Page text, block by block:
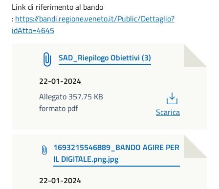
Link di riferimento al bando
: https://bandi.regione.veneto.it/Public/Dettaglio?
idAtto=4645
SAD_Riepilogo Obiettivi (3)
22-01-2024
Allegato 357.75 KB
formato pdf
Scarica
1693215546889_BANDO AGIRE PER
IL DIGITALE.png.jpg
22-01-2024